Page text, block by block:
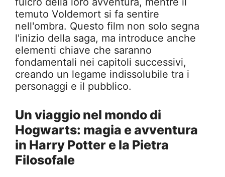
temuto Voldemort si fa sentire
nell'ombra. Questo film non solo segna
l'inizio della saga, ma introduce anche
elementi chiave che saranno
fondamentali nei capitoli successivi,
creando un legame indissolubile tra i
personaggi e il pubblico.
Un viaggio nel mondo di
Hogwarts: magia e avventura
in Harry Potter e la Pietra
Filosofale